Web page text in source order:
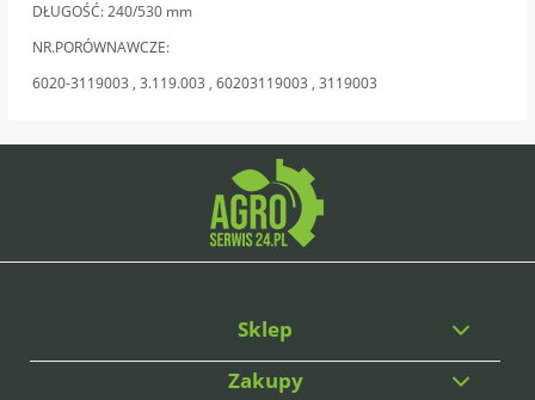
DŁUGOŚĆ: 240/530 mm
NR.PORÓWNAWCZE:
6020-3119003 , 3.119.003 , 60203119003 , 3119003
Sklep
Zakupy